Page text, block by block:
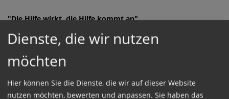
"Die Hilfe wirkt, die Hilfe kommt an"
Caritas-Österreich-Vizepräsident Alexander Bodmann im
Dienste, die wir nutzen
möchten
Hier können Sie die Dienste, die wir auf dieser Website
nutzen möchten, bewerten und anpassen. Sie haben das